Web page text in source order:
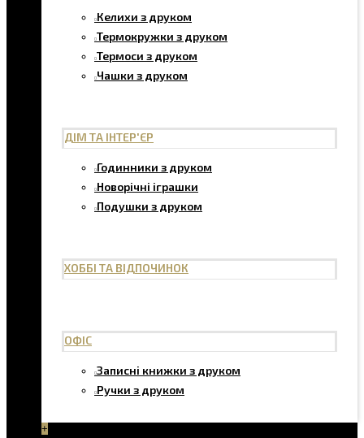
Келихи з друком
Термокружки з друком
Термоси з друком
Чашки з друком
ДІМ ТА ІНТЕР'ЄР
Годинники з друком
Новорічні іграшки
Подушки з друком
ХОББІ ТА ВІДПОЧИНОК
ОФІС
Записні книжки з друком
Ручки з друком
+